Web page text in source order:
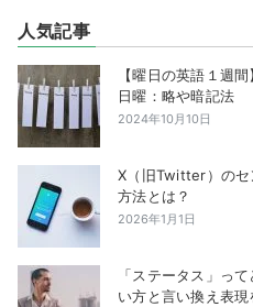
人気記事
【曜日の英語１週
日曜：略や暗記法
2024年10月10日
X（旧Twitter）のセ
方法とは？
2026年1月1日
「ステータス」っ
い方と言い換え表現